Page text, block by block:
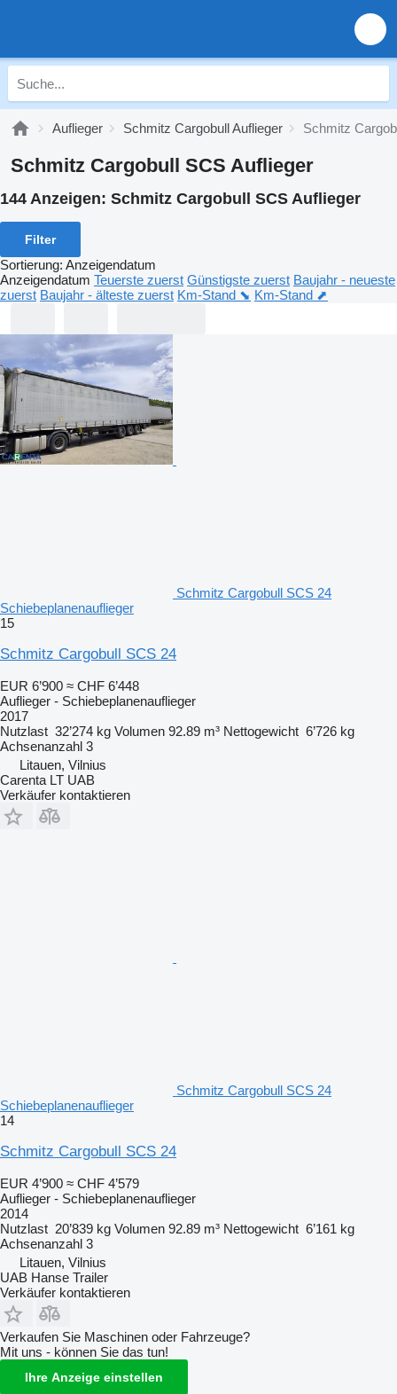
Auflieger Schmitz Cargobull Auflieger Schmitz
Schmitz Cargobull SCS Auflieger
144 Anzeigen: Schmitz Cargobull SCS Auflieger
Filter
Sortierung: Anzeigendatum
Anzeigendatum Teuerste zuerst Günstigste zuerst Baujahr - neueste
zuerst Baujahr - älteste zuerst Km-Stand ⬊ Km-Stand ⬈
Schmitz Cargobull SCS 24
Schiebeplanenauflieger
15
Schmitz Cargobull SCS 24
EUR 6’900 ≈ CHF 6’448
Auflieger - Schiebeplanenauflieger
2017
Nutzlast 32’274 kg Volumen 92.89 m³ Nettogewicht 6’726 kg
Achsenanzahl 3
Litauen, Vilnius
Carenta LT UAB
Verkäufer kontaktieren
Schmitz Cargobull SCS 24
Schiebeplanenauflieger
14
Schmitz Cargobull SCS 24
EUR 4’900 ≈ CHF 4’579
Auflieger - Schiebeplanenauflieger
2014
Nutzlast 20’839 kg Volumen 92.89 m³ Nettogewicht 6’161 kg
Achsenanzahl 3
Litauen, Vilnius
UAB Hanse Trailer
Verkäufer kontaktieren
Verkaufen Sie Maschinen oder Fahrzeuge?
Mit uns - können Sie das tun!
Ihre Anzeige einstellen